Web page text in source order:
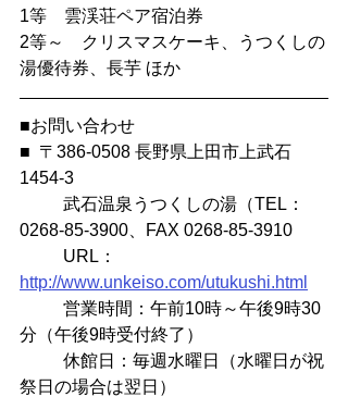
1等　雲渓荘ペア宿泊券
2等～　クリスマスケーキ、うつくしの
湯優待券、長芋 ほか
■お問い合わせ
■  〒386-0508 長野県上田市上武石
1454-3
武石温泉うつくしの湯（TEL：
0268-85-3900、FAX 0268-85-3910
URL：
http://www.unkeiso.com/utukushi.html
営業時間：午前10時～午後9時30
分（午後9時受付終了）
休館日：毎週水曜日（水曜日が祝
祭日の場合は翌日）